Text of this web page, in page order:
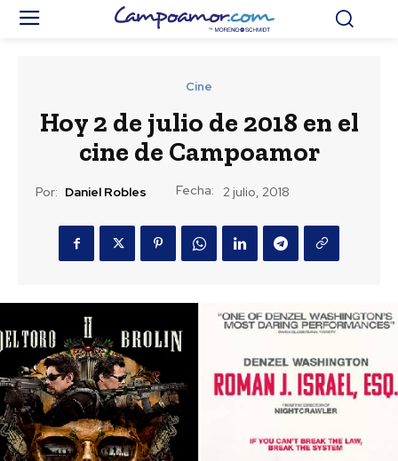
Cine
Hoy 2 de julio de 2018 en el
cine de Campoamor
Por: Daniel Robles Fecha: 2 julio, 2018